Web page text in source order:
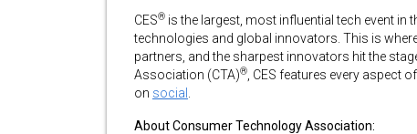
CES® is the largest, most influential tech event
technologies and global innovators. This is
partners, and the sharpest innovators hit the
Association (CTA)® , CES features every aspect
on social
About Consumer Technology Association: